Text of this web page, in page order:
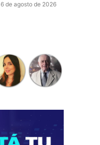
6 de agosto de 2026